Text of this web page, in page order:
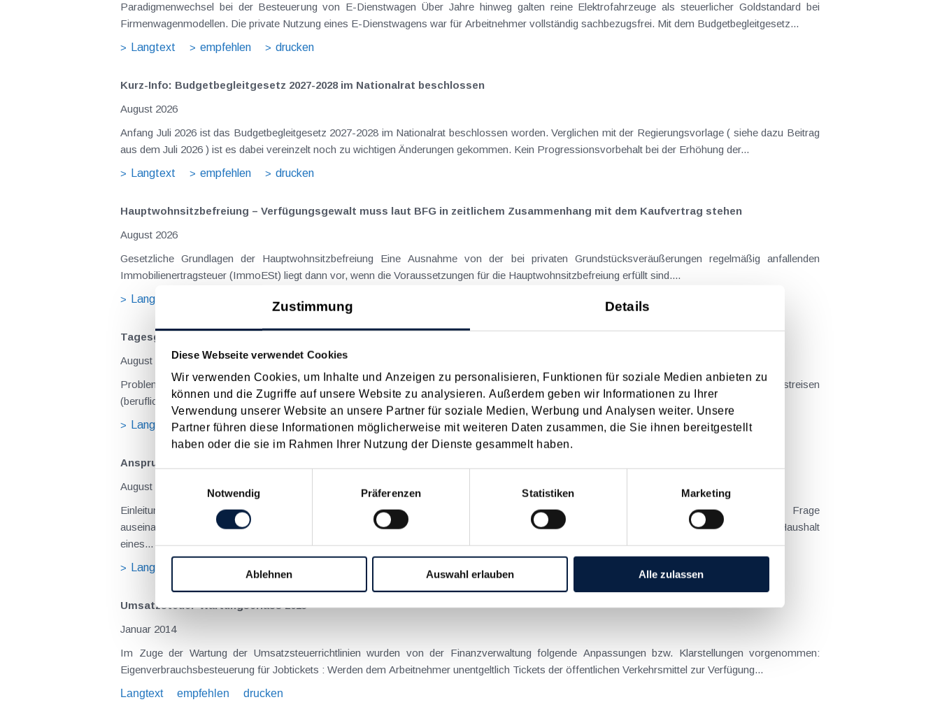
Zustimmung Details
Diese Webseite verwendet Cookies
Wir verwenden Cookies, um Inhalte und Anzeigen zu personalisieren, Funktionen für soziale Medien anbieten zu
können und die Zugriffe auf unsere Website zu analysieren. Außerdem geben wir Informationen zu Ihrer
Verwendung unserer Website an unsere Partner für soziale Medien, Werbung und Analysen weiter. Unsere
Partner führen diese Informationen möglicherweise mit weiteren Daten zusammen, die Sie ihnen bereitgestellt
haben oder die sie im Rahmen Ihrer Nutzung der Dienste gesammelt haben.
Notwendig
Präferenzen Statistiken Marketing
Ablehnen Auswahl erlauben Alle zulassen
Paradigmenwechsel bei der Besteuerung von E-Dienstwagen Über Jahre hinweg galten reine Elektrofahrzeuge als steuerlicher Goldstandard bei
Firmenwagenmodellen. Die private Nutzung eines E-Dienstwagens war für Arbeitnehmer vollständig sachbezugsfrei. Mit dem Budgetbegleitgesetz...
Langtext
empfehlen drucken
Kurz-Info: Budgetbegleitgesetz 2027-2028 im Nationalrat beschlossen
August 2026
Anfang Juli 2026 ist das Budgetbegleitgesetz 2027-2028 im Nationalrat beschlossen worden. Verglichen mit der Regierungsvorlage ( siehe dazu Beitrag
aus dem Juli 2026 ) ist es dabei vereinzelt noch zu wichtigen Änderungen gekommen. Kein Progressionsvorbehalt bei der Erhöhung der...
Langtext
empfehlen drucken
Hauptwohnsitz​­befreiung – Verfügungsgewalt muss laut BFG in zeitlichem Zusammenhang mit dem Kaufvertrag stehen
August 2026
Gesetzliche Grundlagen der Hauptwohnsitzbefreiung Eine Ausnahme von der bei privaten Grundstücksveräußerungen regelmäßig anfallenden
Immobilienertragsteuer (ImmoESt) liegt dann vor, wenn die Voraussetzungen für die Hauptwohnsitzbefreiung erfüllt sind....
Langtext
drucken
Tagesgelder auch bei eintägiger Reise ohne Nächtigung
August 2026
Problemstellung und rechtlicher Hintergrund Tagesgelder sollen Verpflegungsmehraufwendungen ausgleichen, welche im Zuge von Dienstreisen
(beruflich bedingten Reisen) durch die Unkenntnis über die lokale Gastronomie resultieren – typischerweise stellt sich das Problem in der...
Langtext
empfehlen drucken
Anspruch auf Familienbeihilfe bei geschiedenen Eltern
August 2026
Einleitung und Kernaussage der Entscheidung Das Bundesfinanzgericht (GZ RV/7103366/2025 vom 10.02.2026) hatte sich mit der Frage
auseinanderzusetzen, welchem Elternteil nach einer Scheidung die Familienbeihilfe zusteht, wenn sich das Kind tatsächlich überwiegend im Haushalt
eines...
Langtext
empfehlen
Umsatzsteuer-Wartungserlass 2013
Januar 2014
Im Zuge der Wartung der Umsatzsteuerrichtlinien wurden von der Finanzverwaltung folgende Anpassungen bzw. Klarstellungen vorgenommen:
Eigenverbrauchsbesteuerung für Jobtickets : Werden dem Arbeitnehmer unentgeltlich Tickets der öffentlichen Verkehrsmittel zur Verfügung...
Langtext
empfehlen drucken